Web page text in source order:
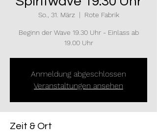
So., 31. März
  |
Rote Fabrik
Beginn der Wave 19.30 Uhr - Einlass ab
19.00 Uhr
Anmeldung abgeschlossen
Veranstaltungen ansehen
Zeit & Ort